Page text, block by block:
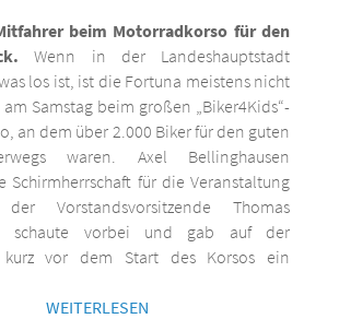
beim Motorradkorso für den
Wenn in der Landeshauptstadt
los ist, ist die Fortuna meistens nicht
Samstag beim großen „Biker4Kids“-
an dem über 2.000 Biker für den guten
waren. Axel Bellinghausen
Schirmherrschaft für die Veranstaltung
Vorstandsvorsitzende Thomas
schaute vorbei und gab auf der
kurz vor dem Start des Korsos ein
WEITERLESEN